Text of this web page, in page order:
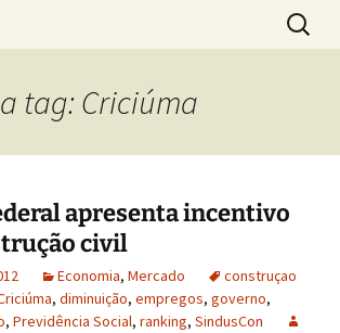
Industriais LTDA
por:
tag: Criciúma
apresenta incentivo
civil
Economia, Mercado
construçao
, diminuição, empregos, governo,
, Previdência Social, ranking, SindusCon